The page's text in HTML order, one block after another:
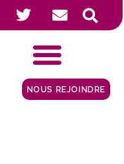
NOUS REJOINDRE